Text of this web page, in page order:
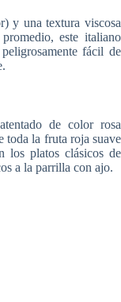
y una textura viscosa
este italiano
fácil de
de color rosa
toda la fruta roja suave
los platos clásicos de
a la parrilla con ajo.